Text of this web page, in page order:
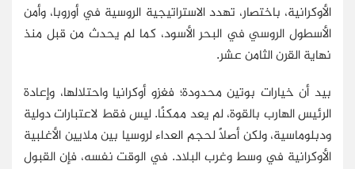
الأوكرانية، باختصار، تهدد الاستراتيجية الروسية في أوروبا، وأمن
الأسطول الروسي في البحر الأسود، كما لم يحدث من قبل منذ
نهاية القرن الثامن عشر.
بيد أن خيارات بوتين محدودة؛ فغزو أوكرانيا واحتلالها، وإعادة
الرئيس الهارب بالقوة، لم يعد ممكنًا. ليس فقط لاعتبارات دولية
ودبلوماسية، ولكن أصلاً لحجم العداء لروسيا بين ملايين الأغلبية
الأوكرانية في وسط وغرب البلاد. في الوقت نفسه، فإن القبول